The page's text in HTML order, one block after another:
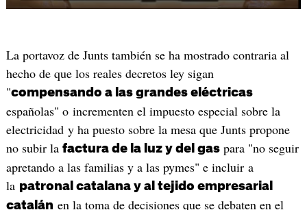
La portavoz de Junts también se ha mostrado contraria al
hecho de que los reales decretos ley sigan
"compensando a las grandes eléctricas
españolas" o incrementen el impuesto especial sobre la
electricidad y ha puesto sobre la mesa que Junts propone
no subir la factura de la luz y del gaspara "no seguir
apretando a las familias y a las pymes" e incluir a
la patronal catalana y al tejido empresarial
catalán en la toma de decisiones que se debaten en el